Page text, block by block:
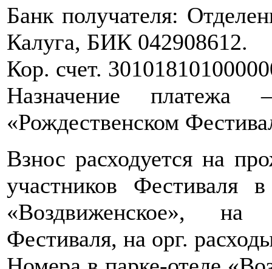
Банк получателя:
Калуга, БИК 042908612.
Кор. счет.
Назначение
«Рождественском
Взнос расходуется на
участников Фестиваля
«Воздвиженское», на
Фестиваля, на орг.